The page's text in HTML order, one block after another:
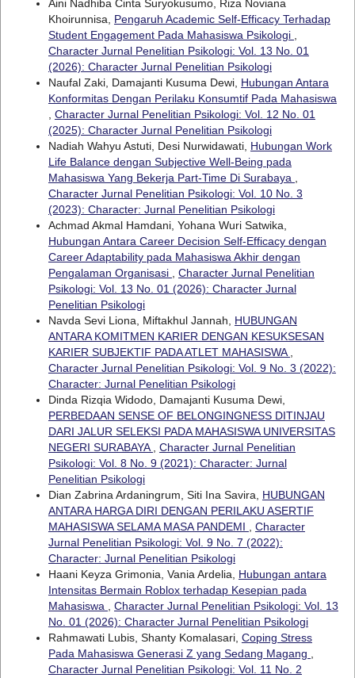
Aini Nadhiba Cinta Suryokusumo, Riza Noviana
Khoirunnisa, Pengaruh Academic Self-Efficacy Terhadap
Student Engagement Pada Mahasiswa Psikologi ,
Character Jurnal Penelitian Psikologi: Vol. 13 No. 01
(2026): Character Jurnal Penelitian Psikologi
Naufal Zaki, Damajanti Kusuma Dewi, Hubungan Antara
Konformitas Dengan Perilaku Konsumtif Pada Mahasiswa
, Character Jurnal Penelitian Psikologi: Vol. 12 No. 01
(2025): Character Jurnal Penelitian Psikologi
Nadiah Wahyu Astuti, Desi Nurwidawati, Hubungan Work
Life Balance dengan Subjective Well-Being pada
Mahasiswa Yang Bekerja Part-Time Di Surabaya ,
Character Jurnal Penelitian Psikologi: Vol. 10 No. 3
(2023): Character: Jurnal Penelitian Psikologi
Achmad Akmal Hamdani, Yohana Wuri Satwika,
Hubungan Antara Career Decision Self-Efficacy dengan
Career Adaptability pada Mahasiswa Akhir dengan
Pengalaman Organisasi , Character Jurnal Penelitian
Psikologi: Vol. 13 No. 01 (2026): Character Jurnal
Penelitian Psikologi
Navda Sevi Liona, Miftakhul Jannah, HUBUNGAN
ANTARA KOMITMEN KARIER DENGAN KESUKSESAN
KARIER SUBJEKTIF PADA ATLET MAHASISWA,
Character Jurnal Penelitian Psikologi: Vol. 9 No. 3 (2022):
Character: Jurnal Penelitian Psikologi
Dinda Rizqia Widodo, Damajanti Kusuma Dewi,
PERBEDAAN SENSE OF BELONGINGNESS DITINJAU
DARI JALUR SELEKSI PADA MAHASISWA UNIVERSITAS
NEGERI SURABAYA, Character Jurnal Penelitian
Psikologi: Vol. 8 No. 9 (2021): Character: Jurnal
Penelitian Psikologi
Dian Zabrina Ardaningrum, Siti Ina Savira, HUBUNGAN
ANTARA HARGA DIRI DENGAN PERILAKU ASERTIF
MAHASISWA SELAMA MASA PANDEMI , Character
Jurnal Penelitian Psikologi: Vol. 9 No. 7 (2022):
Character: Jurnal Penelitian Psikologi
Haani Keyza Grimonia, Vania Ardelia, Hubungan antara
Intensitas Bermain Roblox terhadap Kesepian pada
Mahasiswa , Character Jurnal Penelitian Psikologi: Vol. 13
No. 01 (2026): Character Jurnal Penelitian Psikologi
Rahmawati Lubis, Shanty Komalasari, Coping Stress
Pada Mahasiswa Generasi Z yang Sedang Magang ,
Character Jurnal Penelitian Psikologi: Vol. 11 No. 2